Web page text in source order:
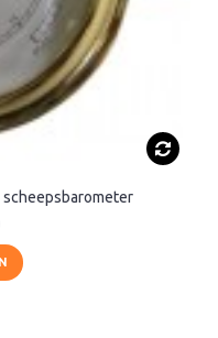
scheepsbarometer